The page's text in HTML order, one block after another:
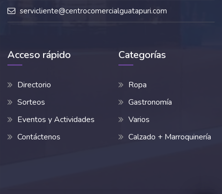
servicliente@centrocomercialguatapuri.com
Acceso rápido
Directorio
Sorteos
Eventos y Actividades
Contáctenos
Categorías
Ropa
Gastronomía
Varios
Calzado + Marroquinería